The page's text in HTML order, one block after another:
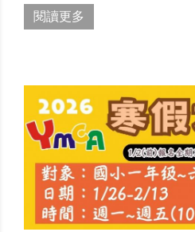
閱讀更多